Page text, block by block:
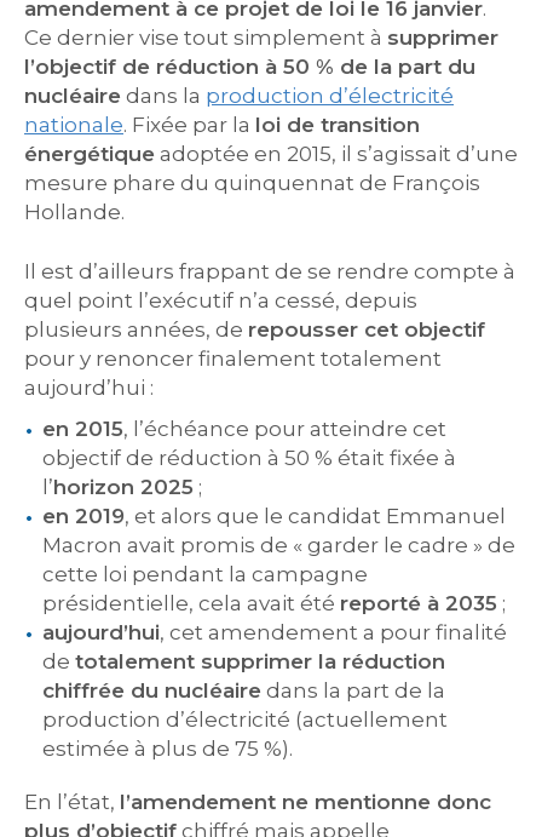
amendement à ce projet de loi le 16 janvier.
Ce dernier vise tout simplement à supprimer
l’objectif de réduction à 50 % de la part du
nucléaire dans la production d’électricité
nationale. Fixée par la loi de transition
énergétique adoptée en 2015, il s’agissait d’une
mesure phare du quinquennat de François
Hollande.
Il est d’ailleurs frappant de se rendre compte à
quel point l’exécutif n’a cessé, depuis
plusieurs années, de repousser cet objectif
pour y renoncer finalement totalement
aujourd’hui :
en 2015, l’échéance pour atteindre cet
objectif de réduction à 50 % était fixée à
l’horizon 2025 ;
en 2019, et alors que le candidat Emmanuel
Macron avait promis de « garder le cadre » de
cette loi pendant la campagne
présidentielle, cela avait été reporté à 2035 ;
aujourd’hui, cet amendement a pour finalité
de totalement supprimer la réduction
chiffrée du nucléaire dans la part de la
production d’électricité (actuellement
estimée à plus de 75 %).
En l’état, l’amendement ne mentionne donc
plus d’objectif chiffré mais appelle